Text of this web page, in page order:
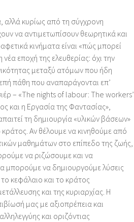
αλλά κυρίως από τη σύγχρονη
να αντιμετωπίσουν θεωρητικά και
κινήματα είναι «πώς μπορεί
εποχή της ελευθερίας: όχι την
μεταξύ ατόμων που ήδη
πάθη που αναπαράγονται επ’
– «The nights of labour: The workers’
και η Εργασία της Φαντασίας»,
τη δημιουργία «υλικών βάσεων»
Αν θέλουμε να κινηθούμε από
μαθημάτων στο επίπεδο της ζωής,
να ριζώσουμε και να
μπορούμε να δημιουργούμε λύσεις
κεφάλαιο και το κράτος
και της κυριαρχίας. Η
μας με αξιοπρέπεια και
και οριζόντιας